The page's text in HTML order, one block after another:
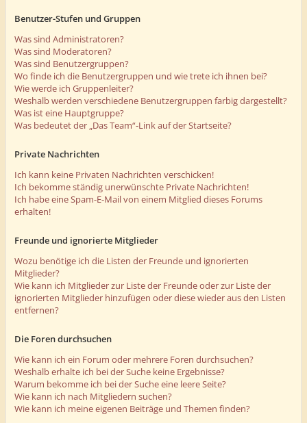
Benutzer-Stufen und Gruppen
Was sind Administratoren?
Was sind Moderatoren?
Was sind Benutzergruppen?
Wo finde ich die Benutzergruppen und wie trete ich ihnen bei?
Wie werde ich Gruppenleiter?
Weshalb werden verschiedene Benutzergruppen farbig dargestellt?
Was ist eine Hauptgruppe?
Was bedeutet der „Das Team“-Link auf der Startseite?
Private Nachrichten
Ich kann keine Privaten Nachrichten verschicken!
Ich bekomme ständig unerwünschte Private Nachrichten!
Ich habe eine Spam-E-Mail von einem Mitglied dieses Forums
erhalten!
Freunde und ignorierte Mitglieder
Wozu benötige ich die Listen der Freunde und ignorierten
Mitglieder?
Wie kann ich Mitglieder zur Liste der Freunde oder zur Liste der
ignorierten Mitglieder hinzufügen oder diese wieder aus den Listen
entfernen?
Die Foren durchsuchen
Wie kann ich ein Forum oder mehrere Foren durchsuchen?
Weshalb erhalte ich bei der Suche keine Ergebnisse?
Warum bekomme ich bei der Suche eine leere Seite?
Wie kann ich nach Mitgliedern suchen?
Wie kann ich meine eigenen Beiträge und Themen finden?